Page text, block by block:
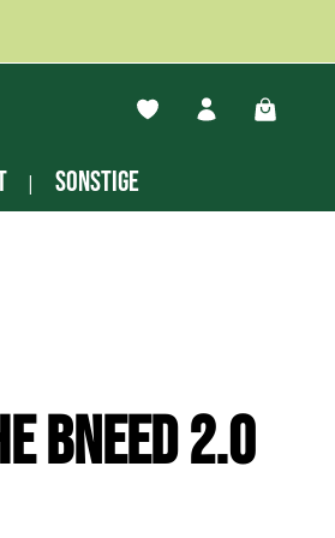
Du hast 0 Produkte
Sonstige
Bneed 2.0